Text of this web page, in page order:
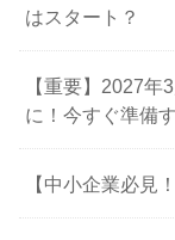
はスタート？
【重要】2027
に！今すぐ準備
【中小企業必見